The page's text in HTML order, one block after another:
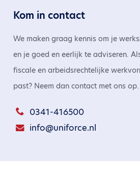
Kom in contact
We maken graag kennis om je
en je goed en eerlijk te adviseren.
fiscale en arbeidsrechtelijke
past? Neem dan contact met ons op.
0341-416500
info@uniforce.nl